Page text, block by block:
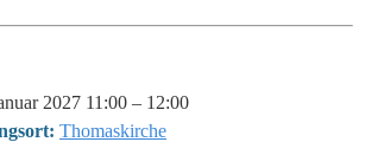
2027 11:00 – 12:00
Thomaskirche